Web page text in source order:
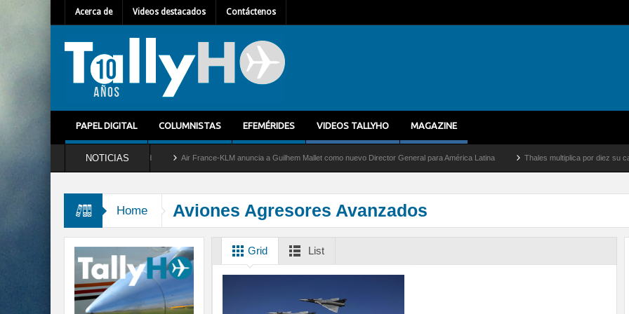
Acerca de Videos destacados Contáctenos
PAPEL DIGITAL COLUMNISTAS EFEMÉRIDES VIDEOS TALLYHO MAGAZINE
NOTICIAS
del servicio al C-2 Greyhound Air France-KLM anuncia a Guilhem Mallet como nuevo Director General para América Latina Thales multiplica por diez su
Home Aviones Agresores Avanzados
Grid List